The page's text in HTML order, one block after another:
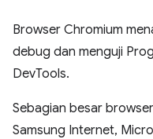
Browser Chromium
debug dan menguji
DevTools.
Sebagian besar
Samsung Internet,